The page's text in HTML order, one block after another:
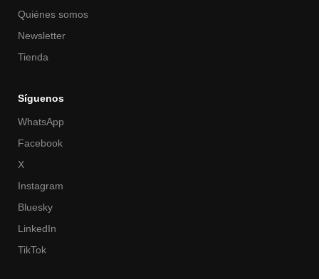
Quiénes somos
Newsletter
Tienda
Síguenos
WhatsApp
Facebook
X
Instagram
Bluesky
LinkedIn
TikTok